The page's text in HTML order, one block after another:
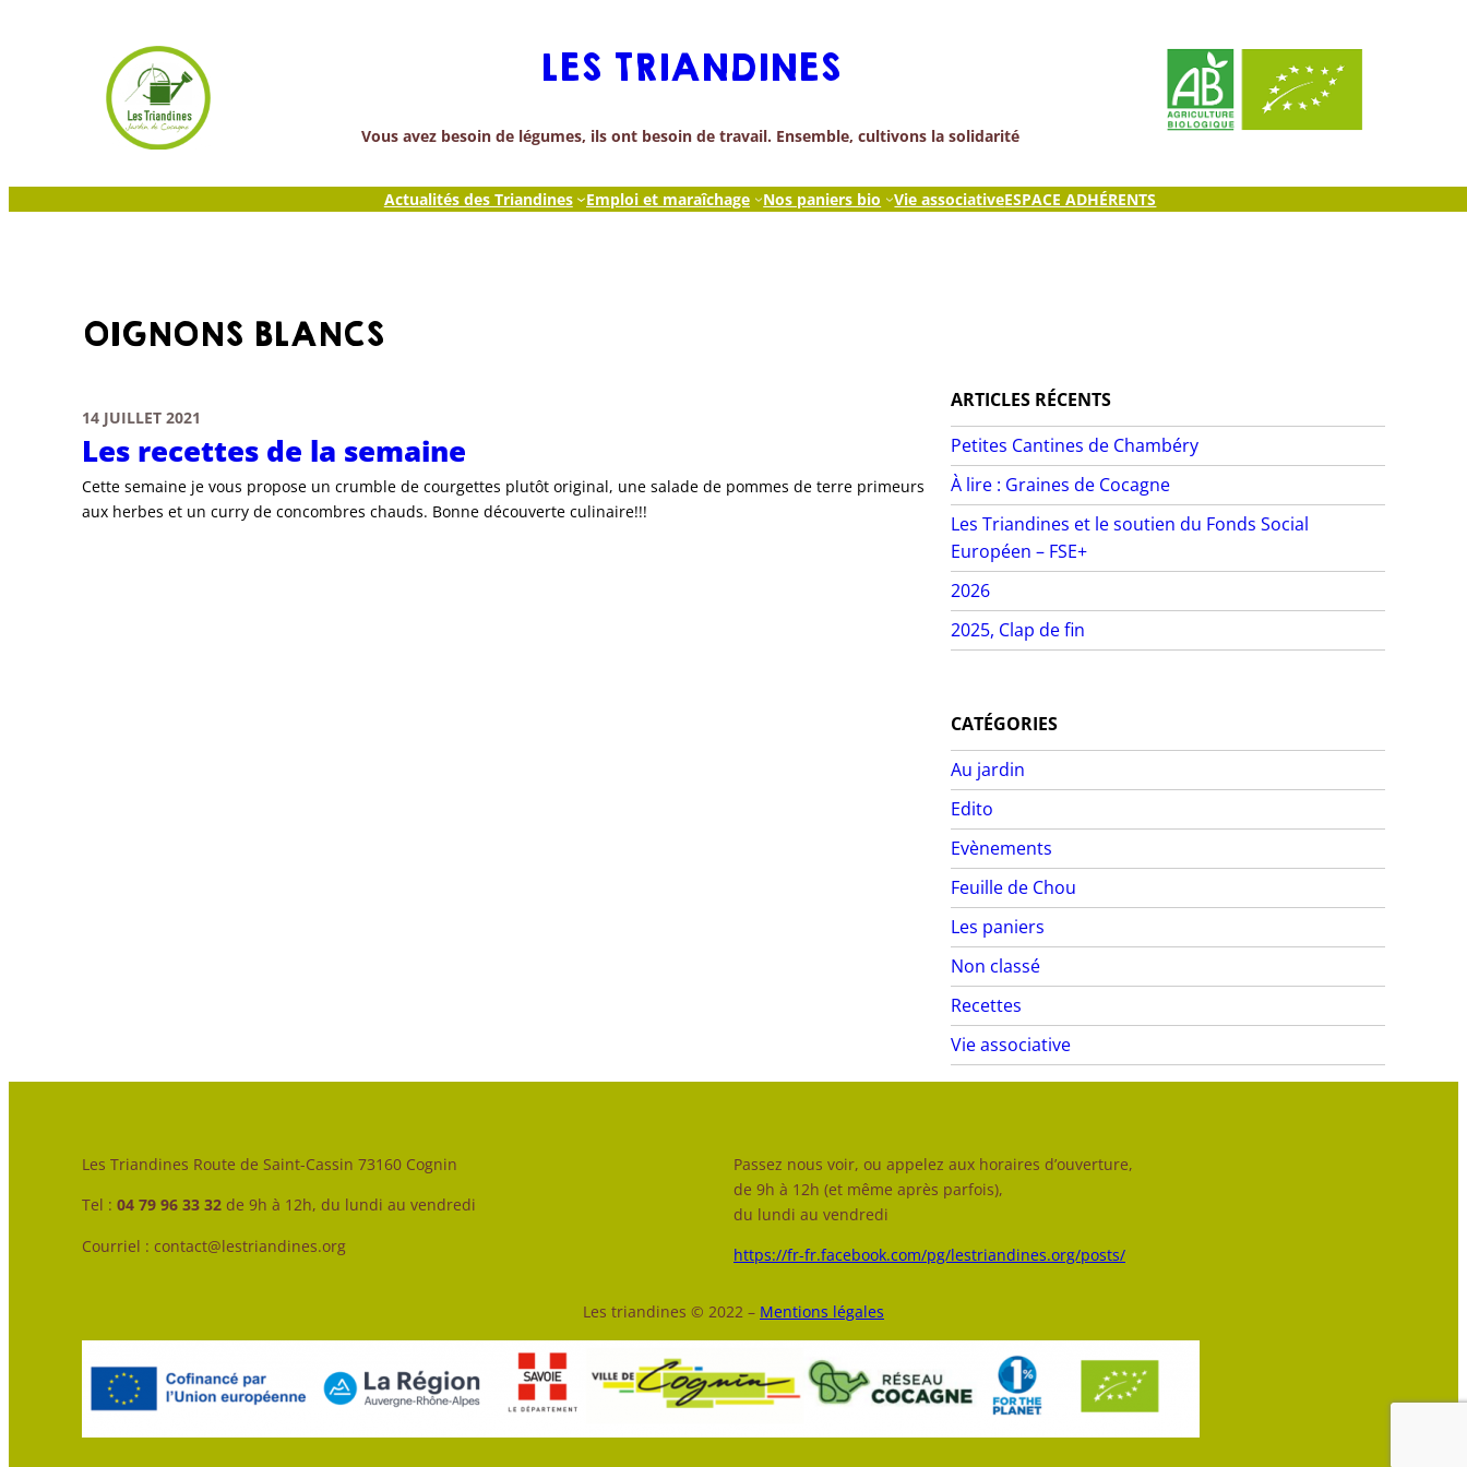
LES TRIANDINES
Vous avez besoin de légumes, ils ont besoin de travail. Ensemble, cultivons la solidarité
Actualités des Triandines Emploi et maraîchage Nos paniers bio Vie associativeESPACE ADHÉRENTS
OIGNONS BLANCS
14 JUILLET 2021
Les recettes de la semaine
Cette semaine je vous propose un crumble de courgettes plutôt original, une salade de pommes de terre primeurs
aux herbes et un curry de concombres chauds. Bonne découverte culinaire!!!
ARTICLES RÉCENTS
Petites Cantines de Chambéry
À lire : Graines de Cocagne
Les Triandines et le soutien du Fonds Social
Européen – FSE+
2026
2025, Clap de fin
CATÉGORIES
Au jardin
Edito
Evènements
Feuille de Chou
Les paniers
Non classé
Recettes
Vie associative
Les Triandines Route de Saint-Cassin 73160 Cognin
Tel :04 79 96 33 32 de 9h à 12h, du lundi au vendredi
Courriel : contact@lestriandines.org
Passez nous voir, ou appelez aux horaires d’ouverture,
de 9h à 12h (et même après parfois),
du lundi au vendredi
https://fr-fr.facebook.com/pg/lestriandines.org/posts/
Les triandines © 2022 – Mentions légales